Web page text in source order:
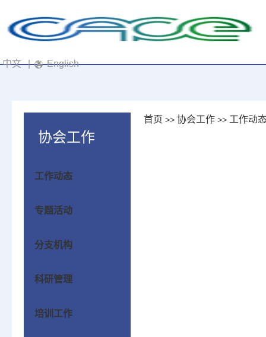
中文 | English
协会工作
工作动态
专题活动
分支机构
科研管理
培训工作
首页 >> 协会工作>> 工作动